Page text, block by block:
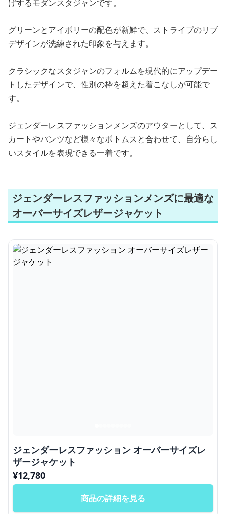
げするモダンスタジャンです。
グリーンとアイボリーの配色が新鮮で、ストライプのリブ
デザインが洗練された印象を与えます。
クラシックなスタジャンのフォルムを現代的にアップデー
トしたデザインで、性別の枠を超えた着こなしが可能で
す。
ジェンダーレスファッションメンズのアウターとして、ス
カートやパンツなど様々なボトムスと合わせて、自分らし
いスタイルを表現できる一着です。
ジェンダーレスファッションメンズに最適な
オーバーサイズレザージャケット
ジェンダーレスファッション オーバーサイズレ
ザージャケット
¥12,780
商品の詳細を見る